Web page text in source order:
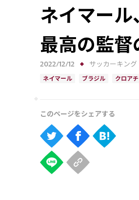
ネイマー
最高の監督
2022/12/12 サッカーキング
ネイマール ブラジル クロア